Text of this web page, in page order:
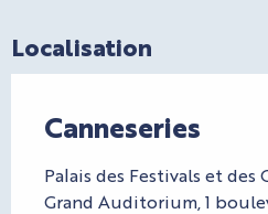
Localisation
Canneseries
Palais des Festivals et des
Grand Auditorium, 1